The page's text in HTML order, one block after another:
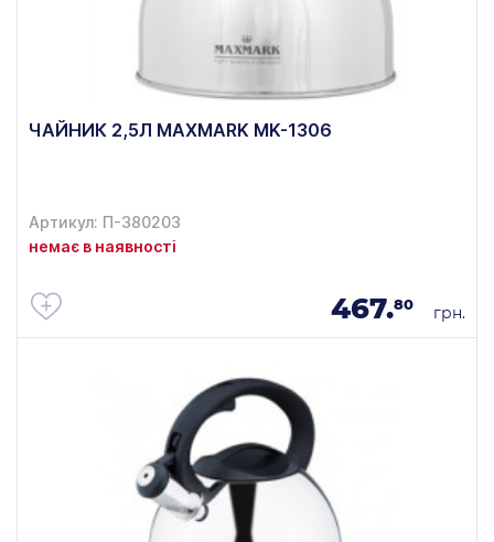
ЧАЙНИК 2,5Л MAXMARK MK-1306
Артикул: П-380203
немає в наявності
467.80 грн.